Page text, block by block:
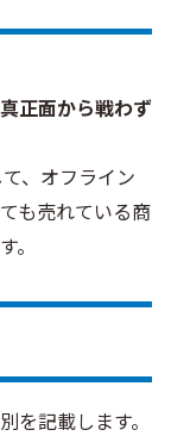
正面から戦わず
、オフライン
も売れている商
。
を記載します。